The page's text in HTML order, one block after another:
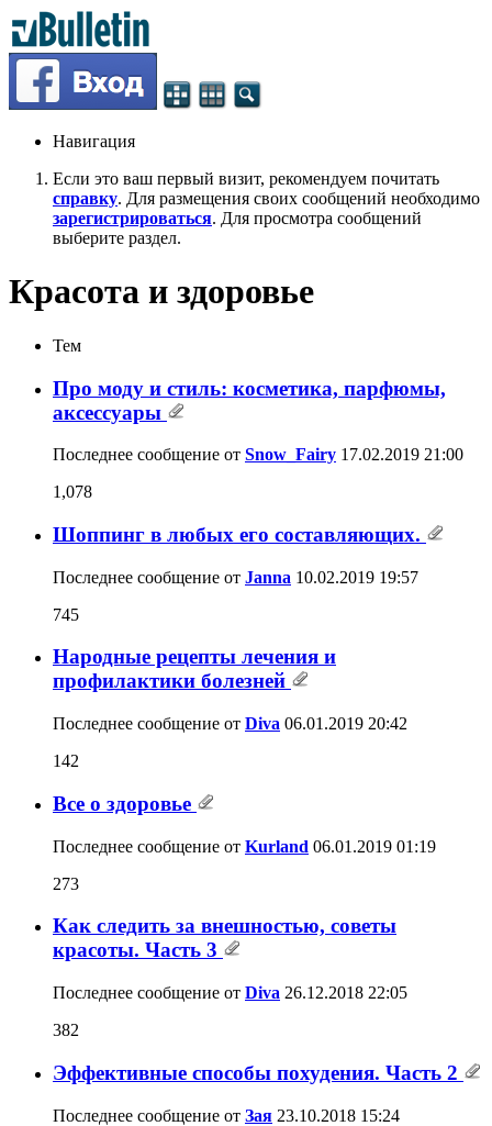
Навигация
Если это ваш первый визит, рекомендуем почитать
справку. Для размещения своих сообщений необходимо
зарегистрироваться. Для просмотра сообщений
выберите раздел.
Красота и здоровье
Тем
Про моду и стиль: косметика, парфюмы,
аксессуары
Последнее сообщение от Snow_Fairy 17.02.2019 21:00
1,078
Шоппинг в любых его составляющих.
Последнее сообщение от Janna 10.02.2019 19:57
745
Народные рецепты лечения и
профилактики болезней
Последнее сообщение от Diva 06.01.2019 20:42
142
Все о здоровье
Последнее сообщение от Kurland 06.01.2019 01:19
273
Как следить за внешностью, советы
красоты. Часть 3
Последнее сообщение от Diva 26.12.2018 22:05
382
Эффективные способы похудения. Часть 2
Последнее сообщение от Зая 23.10.2018 15:24